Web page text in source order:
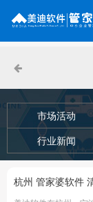
市场活动
行业新闻
杭州 管家婆软件